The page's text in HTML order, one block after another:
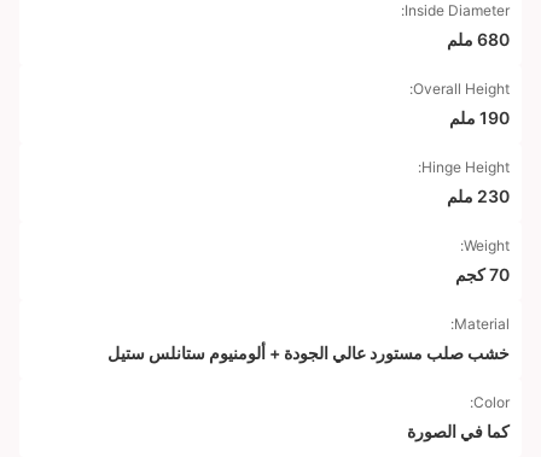
Inside Diameter:
680 ملم
Overall Height:
190 ملم
Hinge Height:
230 ملم
Weight:
70 كجم
Material:
خشب صلب مستورد عالي الجودة + ألومنيوم ستانلس ستيل
Color:
كما في الصورة